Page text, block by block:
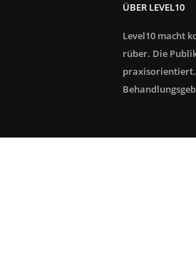
ÜBER LEVEL10
Level10 macht
rüber. Die
praxisorientiert.